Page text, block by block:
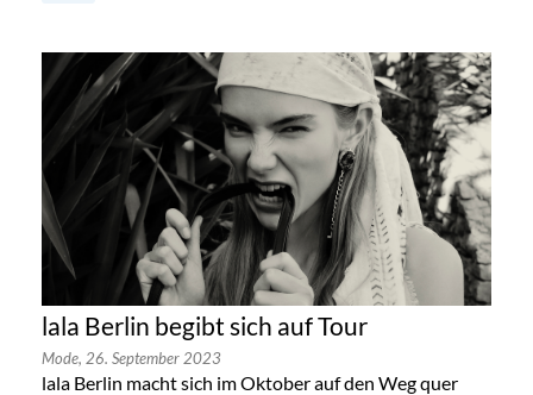
lala Berlin begibt sich auf Tour
Mode, 26. September 2023
lala Berlin macht sich im Oktober auf den Weg quer